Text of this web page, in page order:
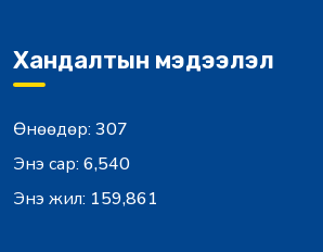
Хандалтын мэдээлэл
Өнөөдөр: 307
Энэ сар: 6,540
Энэ жил: 159,861